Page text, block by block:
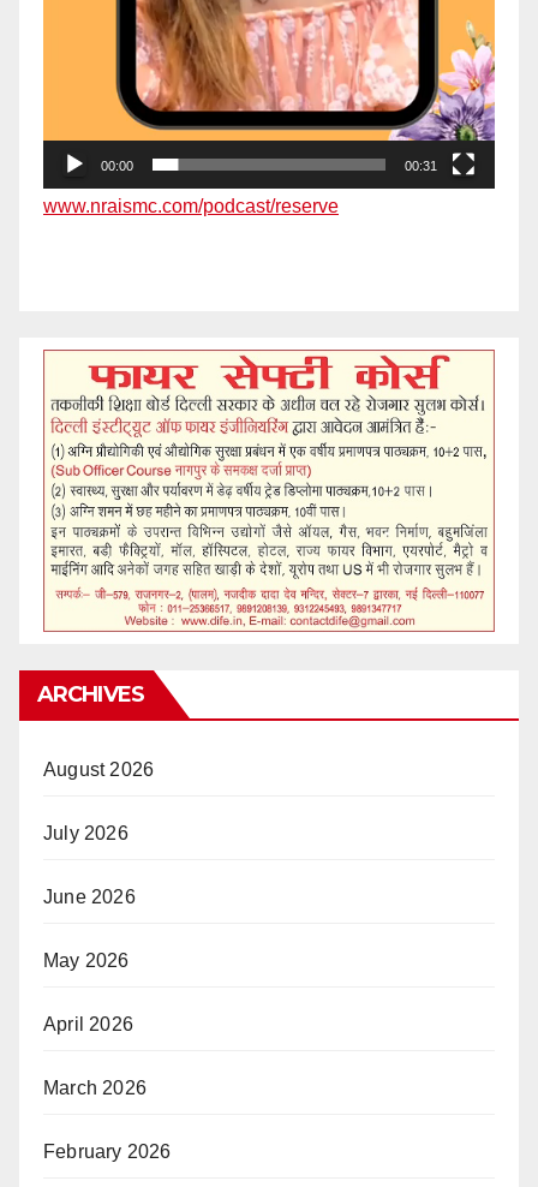
00:00 00:31
www.nraismc.com/podcast/reserve
ARCHIVES
August 2026
July 2026
June 2026
May 2026
April 2026
March 2026
February 2026